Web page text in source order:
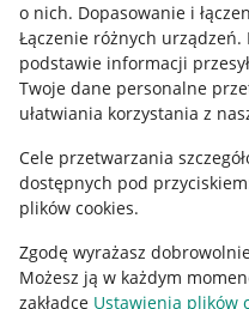
o nich. Dopasowanie i
Łączenie różnych urządzeń.
podstawie informacji
Twoje dane personalne
ułatwiania korzystania z
Cele przetwarzania
dostępnych pod
plików cookies.
Zgodę wyrażasz
Możesz ją w każdym
zakładce Ustawienia plików
Regulamin
Polityka plików "cookies"
Ustawienia plików "cookies"
Udostępnianie lokalizacji
Informacje dla Aktu o
Pobierz aplikację